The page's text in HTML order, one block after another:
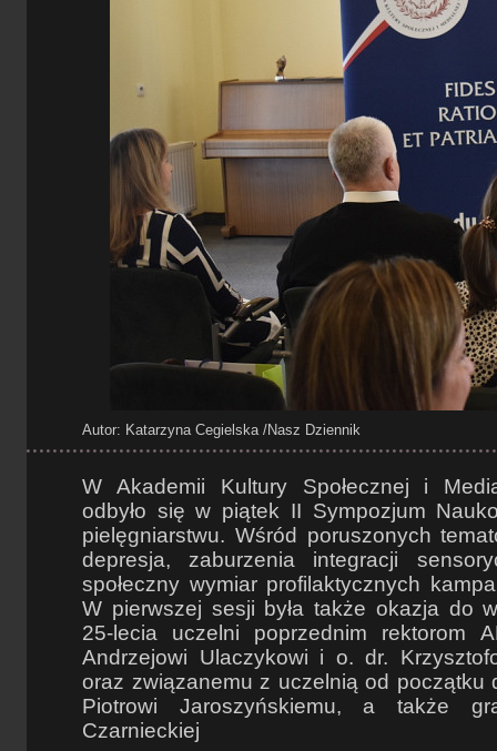
Autor: Katarzyna Cegielska /Nasz Dziennik
W Akademii Kultury Społecznej i
odbyło się w piątek II Sympozjum
pielęgniarstwu. Wśród poruszonych
depresja, zaburzenia integracji
społeczny wymiar profilaktycznych
W pierwszej sesji była także okazja do
25-lecia uczelni poprzednim rektorom
Andrzejowi Ulaczykowi i o. dr.
oraz związanemu z uczelnią od początku
Piotrowi Jaroszyńskiemu, a także
Czarnieckiej